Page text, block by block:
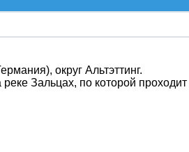
округ Альтэттинг.
Зальцах, по которой проходит